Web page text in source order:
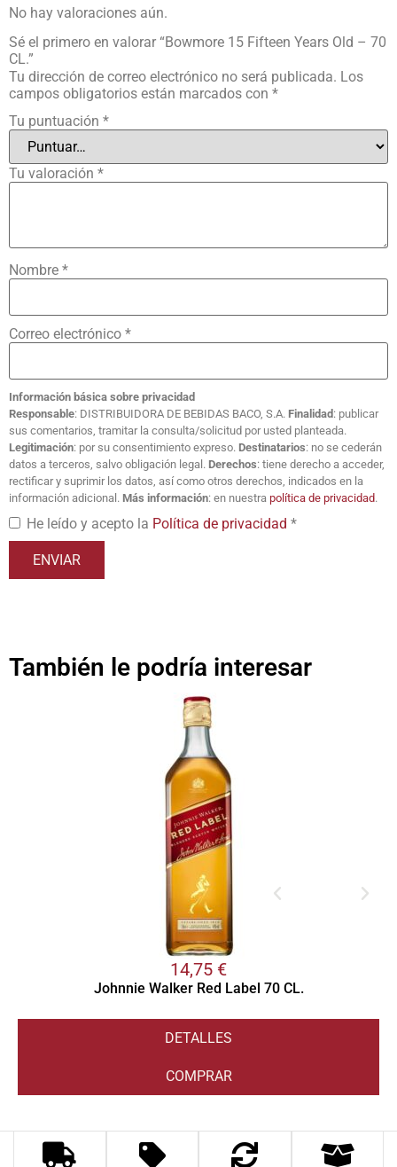
No hay valoraciones aún.
Sé el primero en valorar “Bowmore 15 Fifteen Years Old – 70
CL.”
Tu dirección de correo electrónico no será publicada. Los
campos obligatorios están marcados con *
Tu puntuación *
Tu valoración *
Nombre *
Correo electrónico *
Información básica sobre privacidad
Responsable: DISTRIBUIDORA DE BEBIDAS BACO, S.A. Finalidad : publicar
sus comentarios, tramitar la consulta/solicitud por usted planteada.
Legitimación: por su consentimiento expreso. Destinatarios: no se cederán
datos a terceros, salvo obligación legal. Derechos: tiene derecho a acceder,
rectificar y suprimir los datos, así como otros derechos, indicados en la
información adicional. Más información: en nuestra política de privacidad.
He leído y acepto la Política de privacidad *
También le podría interesar
14,75 €
Johnnie Walker Red Label 70 CL.
DETALLES
COMPRAR